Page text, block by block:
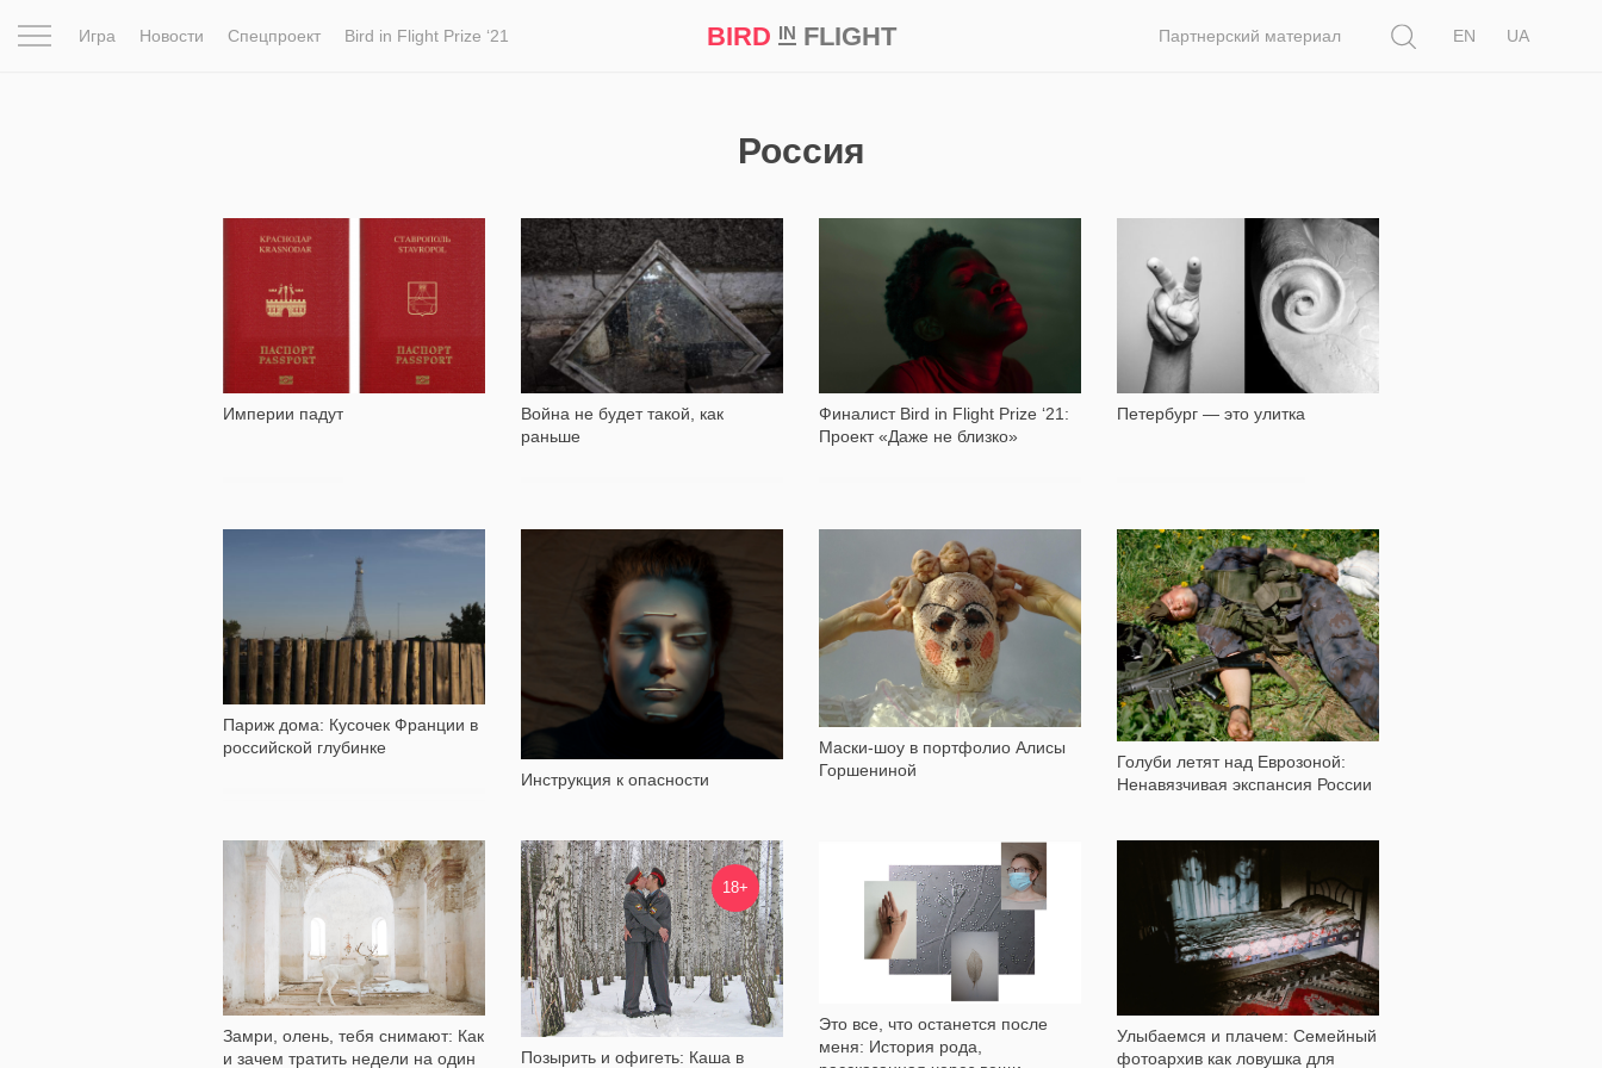
Игра Новости Спецпроект Bird in Flight Prize ‘21 BIRD INFLIGHT Партнерский материал
EN
UA
Россия
Империи падут
8 241
Война не будет такой, как
раньше
6 313
Финалист Bird in Flight Prize ‘21:
Проект «Даже не близко»
Петербург — это улитка
Париж дома: Кусочек Франции в
российской глубинке
Инструкция к опасности
Маски-шоу в портфолио Алисы
Горшениной
Голуби летят над Еврозоной:
Ненавязчивая экспансия России
2 537
Замри, олень, тебя снимают: Как
и зачем тратить недели на один
4 259
18+
Позырить и офигеть: Каша в
6 944
Это все, что останется после
меня: История рода,
1 416
Улыбаемся и плачем: Семейный
фотоархив как ловушка для
6 902